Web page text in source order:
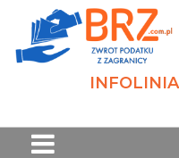
INFOLINIA